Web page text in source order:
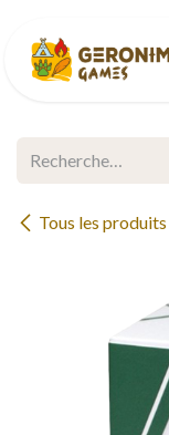
Tous les produits